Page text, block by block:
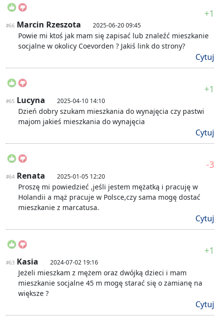
+1
#66 Marcin Rzeszota 2025-06-20 09:45
Powie mi ktoś jak mam się zapisać lub znaleźć mieszkanie
socjalne w okolicy Coevorden ? Jakiś link do strony?
Cytuj
+1
#65 Lucyna 2025-04-10 14:10
Dzień dobry szukam mieszkania do wynajęcia czy pastwi
majom jakieś mieszkania do wynajęcia
Cytuj
-3
#64 Renata 2025-01-05 12:20
Proszę mi powiedzieć ,jeśli jestem mężatką i pracuję w
Holandii a mąż pracuje w Polsce,czy sama mogę dostać
mieszkanie z marcatusa.
Cytuj
+1
#63 Kasia 2024-07-02 19:16
Jeżeli mieszkam z mężem oraz dwójką dzieci i mam
mieszkanie socjalne 45 m mogę starać się o zamianę na
większe ?
Cytuj